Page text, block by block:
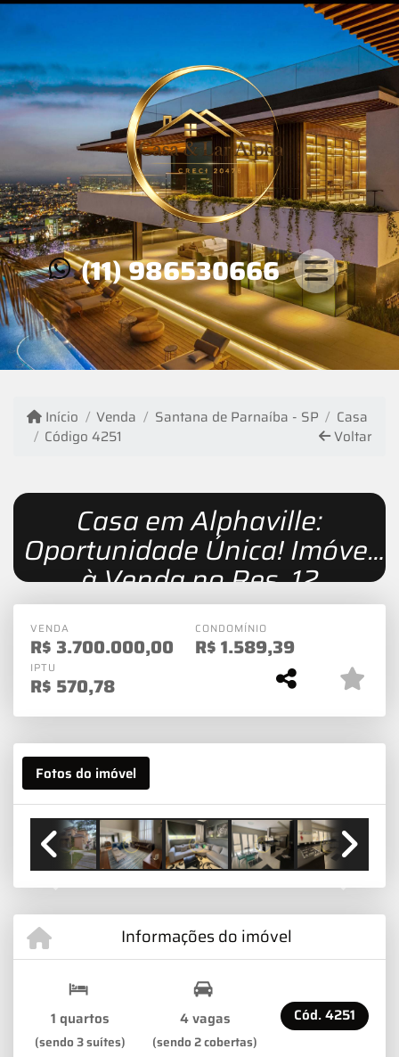
(11) 986530666
Início Venda Santana de Parnaíba - SP
Casa
Código 4251
Voltar
Casa em Alphaville:
Oportunidade Única! Imóvel
à Venda no Res. 12
VENDA
R$ 3.700.000,00
CONDOMÍNIO
R$1.589,39
IPTU
R$ 570,78
Fotos do imóvel
Previous Next
Informações do imóvel
1 quartos
(sendo 3 suítes)
4 vagas
(sendo 2 cobertas)
Cód.4251